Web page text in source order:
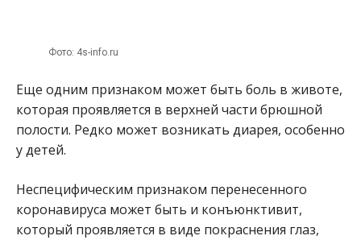
Фото: 4s-info.ru
Еще одним признаком может быть боль в животе,
которая проявляется в верхней части брюшной
полости. Редко может возникать диарея, особенно
у детей.
Неспецифическим признаком перенесенного
коронавируса может быть и конъюнктивит,
который проявляется в виде покраснения глаз,